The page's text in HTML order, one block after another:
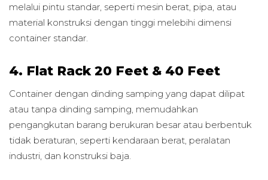
melalui pintu standar, seperti mesin berat, pipa, atau
material konstruksi dengan tinggi melebihi dimensi
container standar.
4. Flat Rack 20 Feet & 40 Feet
Container dengan dinding samping yang dapat dilipat
atau tanpa dinding samping, memudahkan
pengangkutan barang berukuran besar atau berbentuk
tidak beraturan, seperti kendaraan berat, peralatan
industri, dan konstruksi baja.